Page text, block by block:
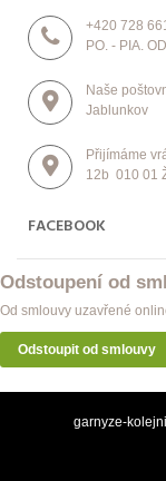
+420 728
PO. - PIA.
Naše
Jablunkov
Přijímáme
12b 010 01
FACEBOOK
Odstoupení od
Od smlouvy uzavřené
Odstoupit od smlouvy
garnyze-